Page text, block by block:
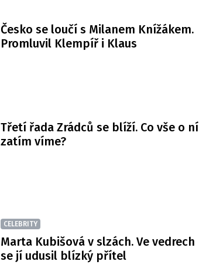
Česko se loučí s Milanem Knížákem.
Promluvil Klempíř i Klaus
Třetí řada Zrádců se blíží. Co vše o ní
zatím víme?
CELEBRITY
Marta Kubišová v slzách. Ve vedrech
se jí udusil blízký přítel